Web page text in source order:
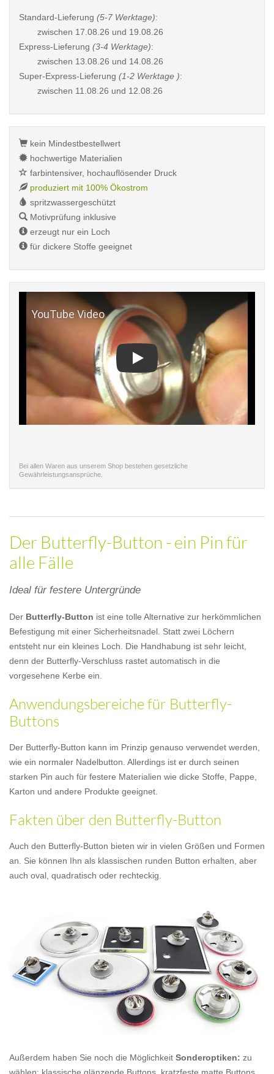
Standard-Lieferung (5-7 Werktage):
zwischen 17.08.26 und 19.08.26
Express-Lieferung (3-4 Werktage):
zwischen 13.08.26 und 14.08.26
Super-Express-Lieferung (1-2 Werktage ):
zwischen 11.08.26 und 12.08.26
kein Mindestbestellwert
hochwertige Materialien
farbintensiver, hochauflösender Druck
produziert mit 100% Ökostrom
spritzwassergeschützt
Motivprüfung inklusive
erzeugt nur ein Loch
für dickere Stoffe geeignet
Bei allen Waren aus unserem Shop bestehen gesetzliche
Gewährleistungsansprüche.
Der Butterfly-Button - ein Pin für
alle Fälle
Ideal für festere Untergründe
Der Butterfly-Button ist eine tolle Alternative zur herkömmlichen
Befestigung mit einer Sicherheitsnadel. Statt zwei Löchern
entsteht nur ein kleines Loch. Die Handhabung ist sehr leicht,
denn der Butterfly-Verschluss rastet automatisch in die
vorgesehene Kerbe ein.
Anwendungsbereiche für Butterfly-
Buttons
Der Butterfly-Button kann im Prinzip genauso verwendet werden,
wie ein normaler Nadelbutton. Allerdings ist er durch seinen
starken Pin auch für festere Materialien wie dicke Stoffe, Pappe,
Karton und andere Produkte geeignet.
Fakten über den Butterfly-Button
Auch den Butterfly-Button bieten wir in vielen Größen und Formen
an. Sie können Ihn als klassischen runden Button erhalten, aber
auch oval, quadratisch oder rechteckig.
Außerdem haben Sie noch die Möglichkeit Sonderoptiken: zu
wählen: klassische glänzende Buttons, kratzfeste matte Buttons,